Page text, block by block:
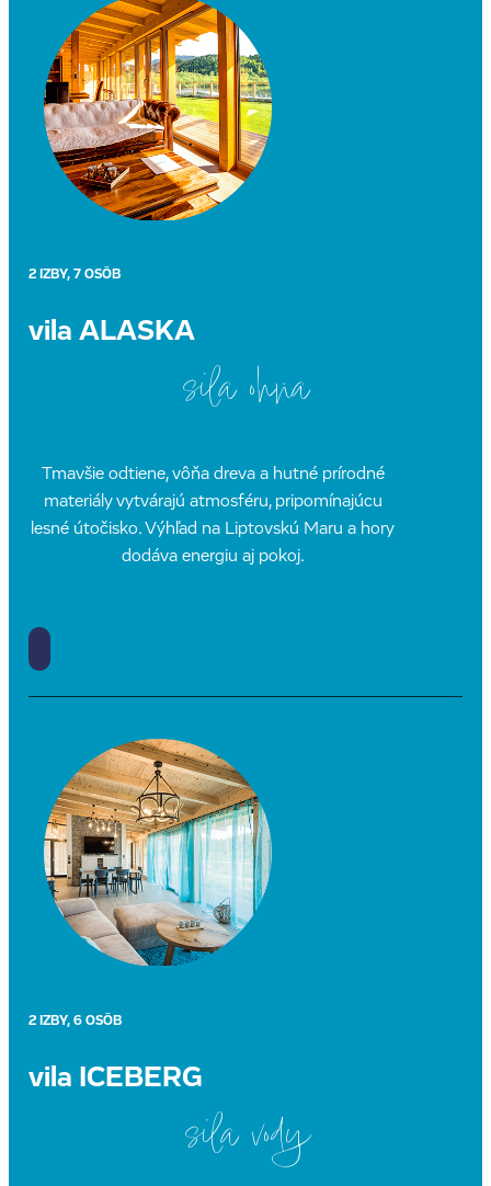
PREJDI NA DETAIL
2 IZBY, 7 OSÔB
vila ALASKA
sila ohňa
Tmavšie odtiene, vôňa dreva a hutné prírodné
materiály vytvárajú atmosféru, pripomínajúcu
lesné útočisko. Výhľad na Liptovskú Maru a hory
dodáva energiu aj pokoj.
PREJDI NA DETAIL
2 IZBY, 6 OSÔB
vila ICEBERG
sila vody